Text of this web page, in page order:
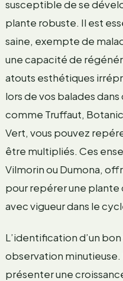
susceptible de se
plante robuste. Il est
saine, exempte de
une capacité de
atouts esthétiques
lors de vos balades
comme Truffaut,
Vert, vous pouvez
être multipliés. Ces
Vilmorin ou Dumona,
pour repérer une plante
avec vigueur dans le
L’identification d’un
observation
présenter une